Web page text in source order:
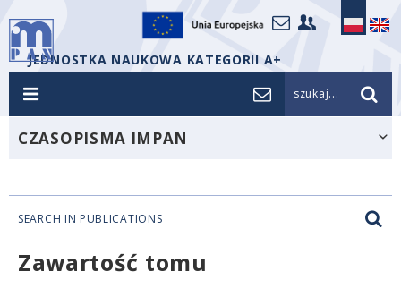
JEDNOSTKA NAUKOWA KATEGORII A+
szukaj...
CZASOPISMA IMPAN
SEARCH IN PUBLICATIONS
Zawartość tomu